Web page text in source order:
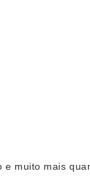
muito mais